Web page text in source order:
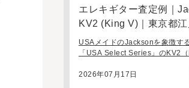
エレキギター査定例｜
KV2 (King V)｜東京都
客様より店舗にて買取
USAメイドのJacksonを象徴す
「USA Select Series」のKV2
にわたり愛され続ける、鋭角な
2026年07月17日